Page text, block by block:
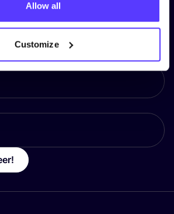
Allow all
Customize
op onze nieuwsbrief
hoogte!